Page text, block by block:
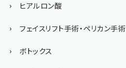
ヒアルロン酸
フェイスリフト手術・ペリカン手術
ボトックス